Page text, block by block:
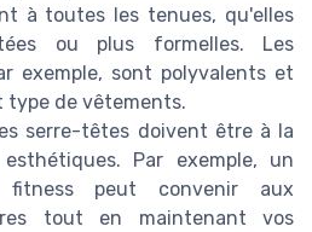
à toutes les tenues, qu'elles
ou plus formelles. Les
exemple, sont polyvalents et
de vêtements.
serre-têtes doivent être à la
Par exemple, un
fitness peut convenir aux
tout en maintenant vos